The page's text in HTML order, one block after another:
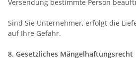
Versendung bestimmte Person
Sind Sie Unternehmer, erfolgt die
auf Ihre Gefahr.
8. Gesetzliches Mängelhaftungsrecht